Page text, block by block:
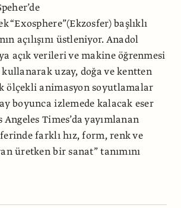
“Exosphere”(Ekzosfer) başlıklı
açılışını üstleniyor. Anadol
açık verileri ve makine öğrenmesi
uzay, doğa ve kentten
ölçekli animasyon soyutlamalar
boyunca izlemede kalacak eser
Angeles Times’da yayımlanan
farklı hız, form, renk ve
üretken bir sanat” tanımını